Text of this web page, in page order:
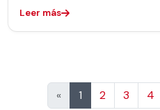
Leer más
« 1 2 3 4